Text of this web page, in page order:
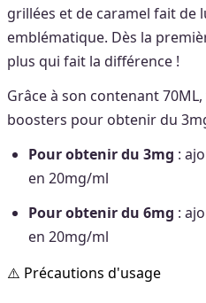
grillées et de caramel fait de
emblématique. Dès la
plus qui fait la différence !
Grâce à son contenant
boosters pour obtenir du
Pour obtenir du 3mg :
en 20mg/ml
Pour obtenir du 6mg :
en 20mg/ml
⚠️ Précautions d'usage